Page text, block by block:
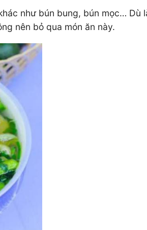
như bún bung, bún mọc… Dù
nên bỏ qua món ăn này.